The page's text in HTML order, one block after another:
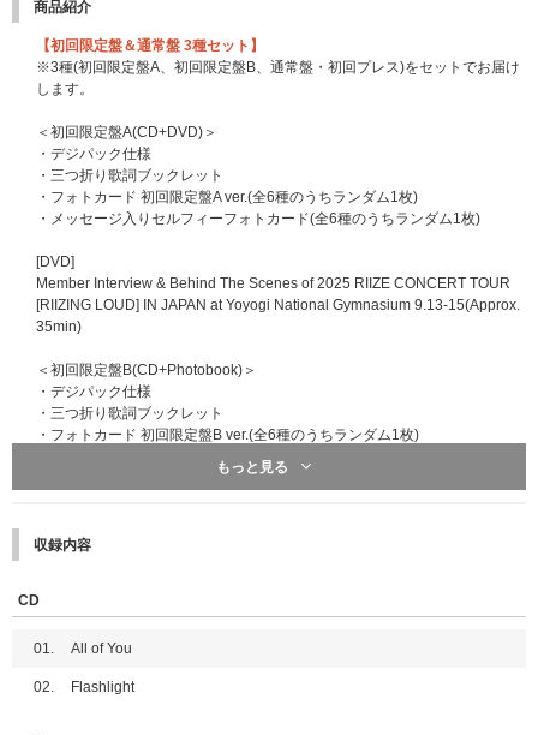
ートフォンでご自由に撮影ができます。（スマートフォン以外の撮影機器は
お持ち込みいただけません）
※三脚や望遠レンズを含むいかなる撮影補助機材もご使用いただけません。
ざいます。
■B賞【ミニトークショー＋グループポストカードお渡し会】 2日間合計8
00名様
※メンバー全員によるポストカードお渡し会にご参加いただけます。
■C賞【ミニトークショー＋個別片手ハート撮影会】 2日間合計360名様
※ご応募時にご希望いただいたメンバーによる2ショット撮影会にご参加い
ただけます。
※撮影は横向きのみで行います。メンバーのみの撮影はできませんので、必
ずメンバーとお客様1名の2ショットで、お客様は指定の位置にお立ちいた
だいての撮影となります。
※お客様の片手とメンバーの片手で『ハート』を作って撮影いたします。そ
※撮影したチェキはその場でスタッフが確認し、プリントアウトしたチェキ
認していただきます。
で、あらかじめご了承ください。
■D賞【ミニトークショー＋個別トーク&サイン会】 2日間合計1,200名様
す。
商品紹介
【初回限定盤＆通常盤 3種セット】
※3種(初回限定盤A、初回限定盤B、通常盤・初回プレス)をセットでお届け
します。
＜初回限定盤A(CD+DVD)＞
・デジパック仕様
・三つ折り歌詞ブックレット
・フォトカード 初回限定盤A ver.(全6種のうちランダム1枚)
・メッセージ入りセルフィーフォトカード(全6種のうちランダム1枚)
[DVD]
Member Interview & Behind The Scenes of 2025 RIIZE CONCERT TOUR
[RIIZING LOUD] IN JAPAN at Yoyogi National Gymnasium 9.13-15(Approx.
35min)
＜初回限定盤B(CD+Photobook)＞
・デジパック仕様
・三つ折り歌詞ブックレット
・フォトカード 初回限定盤B ver.(全6種のうちランダム1枚)
・メッセージ入りセルフィーフォトカード(全6種のうちランダム1枚)
・フォトカード 通常盤 ver.(全6種のうちランダム1枚)
※初回プレス分終了後も、商品ページの表記の変更はございません。ご了承
もっと見る
収録内容
CD
01. All of You
02. Flashlight